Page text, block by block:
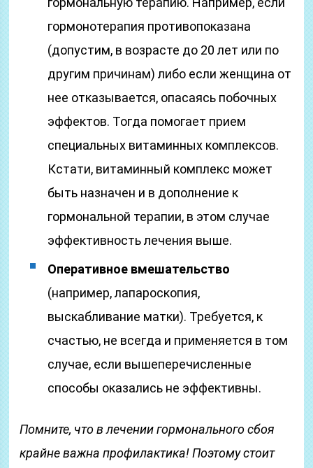
гормонотерапия противопоказана
(допустим, в возрасте до 20 лет или по
другим причинам) либо если женщина от
нее отказывается, опасаясь побочных
эффектов. Тогда помогает прием
специальных витаминных комплексов.
Кстати, витаминный комплекс может
быть назначен и в дополнение к
гормональной терапии, в этом случае
эффективность лечения выше.
Оперативное вмешательство
(например, лапароскопия,
выскабливание матки). Требуется, к
счастью, не всегда и применяется в том
случае, если вышеперечисленные
способы оказались не эффективны.
Помните, что в лечении гормонального сбоя
крайне важна профилактика! Поэтому стоит